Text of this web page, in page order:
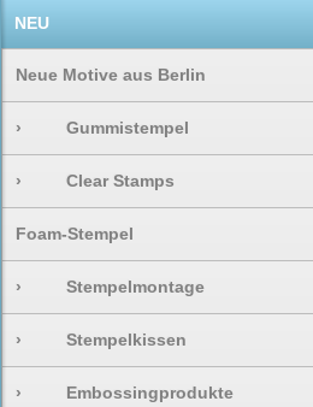
NEU
Neue Motive aus Berlin
› Gummistempel
› Clear Stamps
Foam-Stempel
› Stempelmontage
› Stempelkissen
› Embossingprodukte